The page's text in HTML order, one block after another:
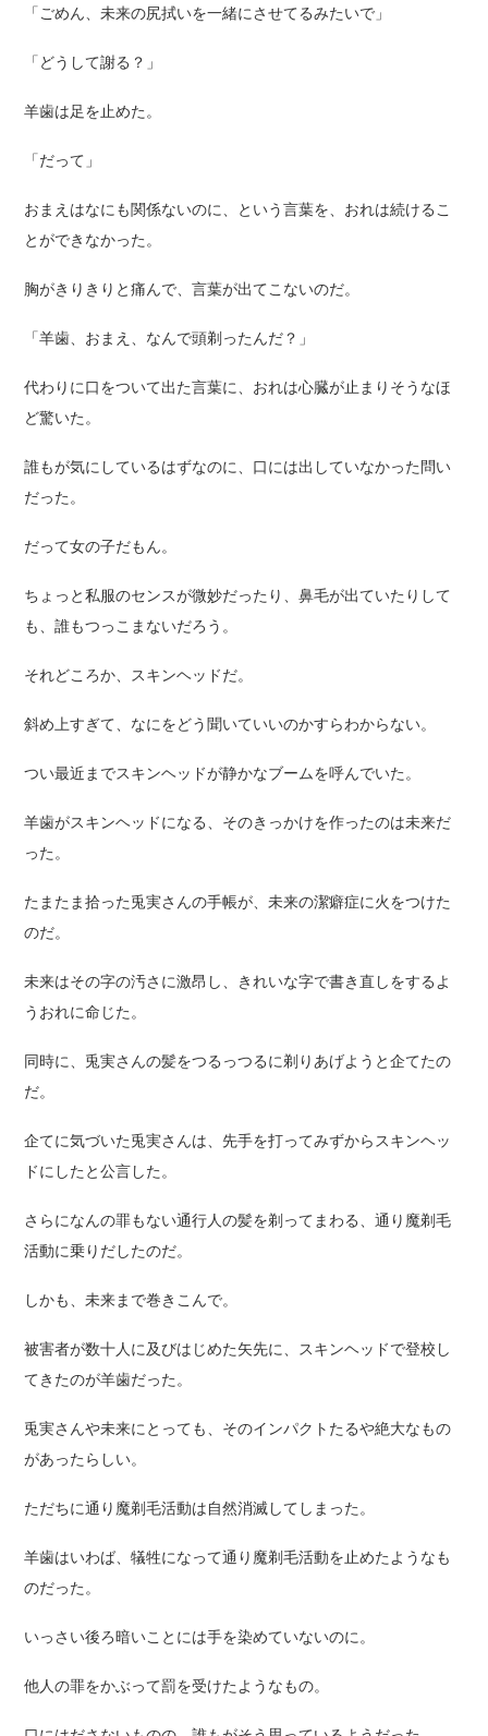
「ごめん、未来の尻拭いを一緒にさせてるみたいで」
「どうして謝る？」
羊歯は足を止めた。
「だって」
おまえはなにも関係ないのに、という言葉を、おれは続けるこ
とができなかった。
胸がきりきりと痛んで、言葉が出てこないのだ。
「羊歯、おまえ、なんで頭剃ったんだ？」
代わりに口をついて出た言葉に、おれは心臓が止まりそうなほ
ど驚いた。
誰もが気にしているはずなのに、口には出していなかった問い
だった。
だって女の子だもん。
ちょっと私服のセンスが微妙だったり、鼻毛が出ていたりして
も、誰もつっこまないだろう。
それどころか、スキンヘッドだ。
斜め上すぎて、なにをどう聞いていいのかすらわからない。
つい最近までスキンヘッドが静かなブームを呼んでいた。
羊歯がスキンヘッドになる、そのきっかけを作ったのは未来だ
った。
たまたま拾った兎実さんの手帳が、未来の潔癖症に火をつけた
のだ。
未来はその字の汚さに激昂し、きれいな字で書き直しをするよ
うおれに命じた。
同時に、兎実さんの髪をつるっつるに剃りあげようと企てたの
だ。
企てに気づいた兎実さんは、先手を打ってみずからスキンヘッ
ドにしたと公言した。
さらになんの罪もない通行人の髪を剃ってまわる、通り魔剃毛
活動に乗りだしたのだ。
しかも、未来まで巻きこんで。
被害者が数十人に及びはじめた矢先に、スキンヘッドで登校し
てきたのが羊歯だった。
兎実さんや未来にとっても、そのインパクトたるや絶大なもの
があったらしい。
ただちに通り魔剃毛活動は自然消滅してしまった。
羊歯はいわば、犠牲になって通り魔剃毛活動を止めたようなも
のだった。
いっさい後ろ暗いことには手を染めていないのに。
他人の罪をかぶって罰を受けたようなもの。